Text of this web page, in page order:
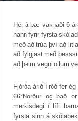
Hér á bæ vaknaði 6
hann fyrir fyrsta
með að trúa því að
að fylgjast með
að þeim vegni öllum
Fjórða árið í röð fer
66°Norður og það
merkisdegi í lífi
fyrsta sinn á